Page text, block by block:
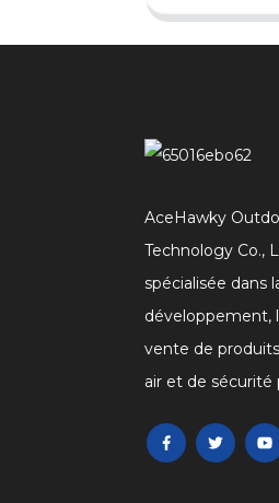
AceHawky
Technology Co.,
spécialisée dans
développement,
vente de
air et de sécurité